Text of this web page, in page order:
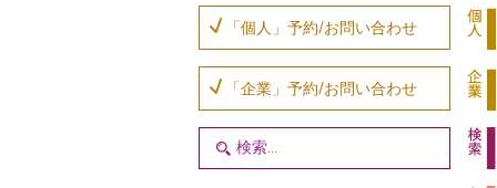
「個人」予約/お問い合わせ
「企業」予約/お問い合わせ